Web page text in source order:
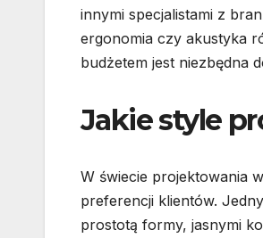
innymi specjalistami z
ergonomia czy akustyka
budżetem jest niezbędna
Jakie style
W świecie projektowania
preferencji klientów.
prostotą formy, jasnymi